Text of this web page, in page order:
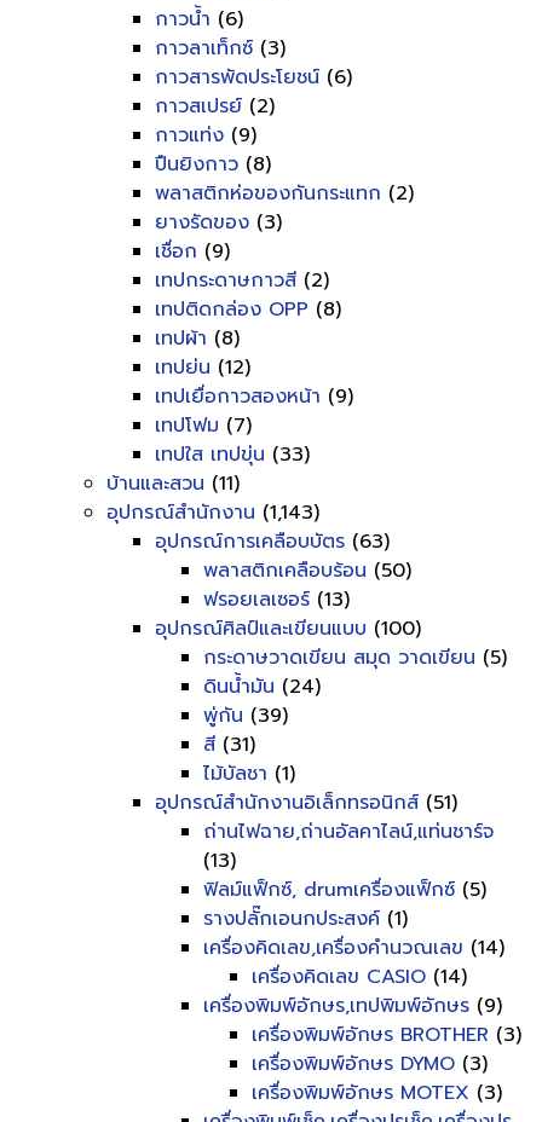
กาวน้ำ (6)
กาวลาเท็กซ์ (3)
กาวสารพัดประโยชน์ (6)
กาวสเปรย์ (2)
กาวแท่ง (9)
ปืนยิงกาว (8)
พลาสติกห่อของกันกระแทก (2)
ยางรัดของ (3)
เชื่อก (9)
เทปกระดาษกาวสี (2)
เทปติดกล่อง OPP (8)
เทปผ้า (8)
เทปย่น (12)
เทปเยื่อกาวสองหน้า (9)
เทปโฟม (7)
เทปใส เทปขุ่น (33)
บ้านและสวน (11)
อุปกรณ์สำนักงาน (1,143)
อุปกรณ์การเคลือบบัตร (63)
พลาสติกเคลือบร้อน (50)
ฟรอยเลเซอร์ (13)
อุปกรณ์ศิลป์และเขียนแบบ (100)
กระดาษวาดเขียน สมุด วาดเขียน (5)
ดินน้ำมัน (24)
พู่กัน (39)
สี (31)
ไม้บัลชา (1)
อุปกรณ์สำนักงานอิเล็กทรอนิกส์ (51)
ถ่านไฟฉาย,ถ่านอัลคาไลน์,แท่นชาร์จ
(13)
ฟิลม์แฟ็กซ์, drumเครื่องแฟ็กซ์ (5)
รางปลั๊กเอนกประสงค์ (1)
เครื่องคิดเลข,เครื่องคำนวณเลข (14)
เครื่องคิดเลข CASIO (14)
เครื่องพิมพ์อักษร,เทปพิมพ์อักษร (9)
เครื่องพิมพ์อักษร BROTHER (3)
เครื่องพิมพ์อักษร DYMO (3)
เครื่องพิมพ์อักษร MOTEX (3)